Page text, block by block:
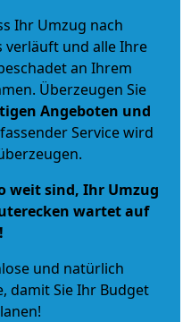
Ihr Umzug nach
verläuft und alle Ihre
an Ihrem
Überzeugen Sie
Angeboten und
Service wird
weit sind, Ihr Umzug
wartet auf
und natürlich
, damit Sie Ihr Budget